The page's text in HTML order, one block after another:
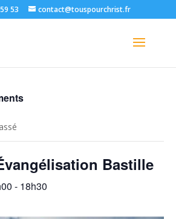
53 contact@touspourchrist.fr
Bastille
- 18h30